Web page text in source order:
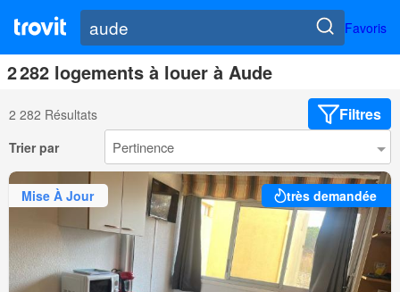
Favoris
2 282 logements à louer à Aude
2 282 Résultats Filtres
Trier par
Mise À Jour très demandée